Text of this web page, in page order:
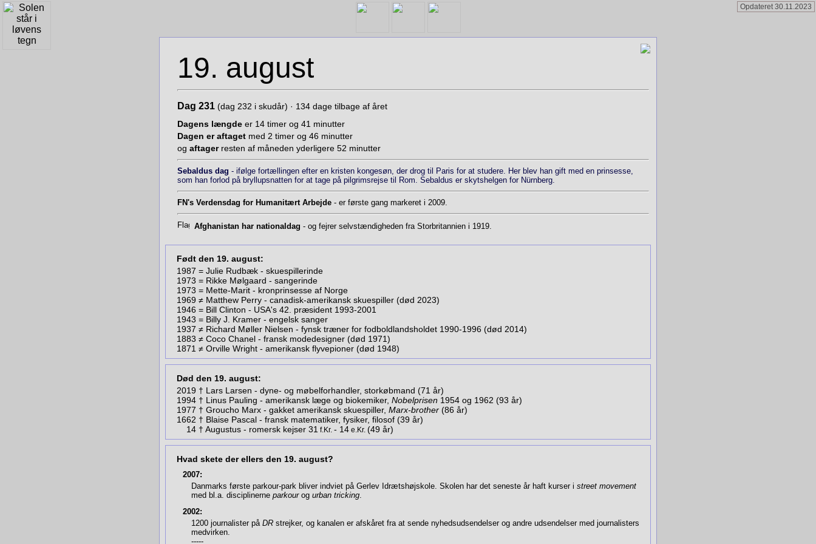
Opdateret 30.11.2023
19. august
Dag 231 (dag 232 i skudår) · 134 dage tilbage af året
Dagens længde er 14 timer og 41 minutter
Dagen er aftaget med 2 timer og 46 minutter
og aftagerresten af måneden yderligere 52 minutter
Sebaldus dag - ifølge fortællingen efter en kristen kongesøn, der drog til Paris for at studere. Her blev han gift med en prinsesse,
som han forlod på bryllupsnatten for at tage på pilgrimsrejse til Rom. Sebaldus er skyts­helgen for Nürnberg.
FN's Verdensdag for Humanitært Arbejde - er første gang markeret i 2009.
Afghanistan har nationaldag - og fejrer selvstændigheden fra Storbritannien i 1919.
Født den 19. august:
1987 = Julie Rudbæk - skuespillerinde
1973 = Rikke Mølgaard - sangerinde
1973 = Mette-Marit - kronprinsesse af Norge
1969 ≠ Matthew Perry - canadisk-amerikansk skuespiller (død 2023)
1946 = Bill Clinton - USA's 42. præsident 1993-2001
1943 = Billy J. Kramer - engelsk sanger
1937 ≠ Richard Møller Nielsen - fynsk træner for fodboldlandsholdet 1990-1996 (død 2014)
1883 ≠ Coco Chanel - fransk modedesigner (død 1971)
1871 ≠ Orville Wright - amerikansk flyvepioner (død 1948)
Død den 19. august:
2019 † Lars Larsen - dyne- og møbelforhandler, storkøbmand (71 år)
1994 † Linus Pauling - amerikansk læge og biokemiker, Nobelprisen 1954 og 1962 (93 år)
1977 † Groucho Marx - gakket amerikansk skuespiller, Marx-brother (86 år)
1662 † Blaise Pascal - fransk matematiker, fysiker, filosof (39 år)
14 † Augustus - romersk kejser 31 f.Kr. - 14 e.Kr. (49 år)
Hvad skete der ellers den 19. august?
2007:
Danmarks første parkour-park bliver indviet på Gerlev Idrætshøjskole. Skolen har det sene­ste år haft kur­ser i street movement
med bl.a. disciplinerne parkourog urban tricking.
2002:
1200 journalister på DR strejker, og kanalen er afskåret fra at sende nyhedsudsendelser og andre ud­sen­del­ser med journalisters
medvirken.
-----